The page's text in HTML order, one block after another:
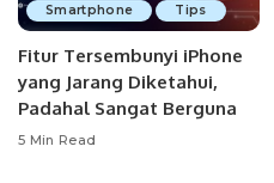
Smartphone Tips
Fitur Tersembunyi iPhone
yang Jarang Diketahui,
Padahal Sangat Berguna
5 Min Read